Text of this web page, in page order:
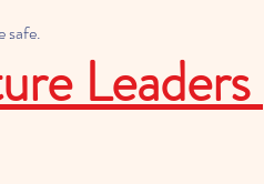
safe.
Leaders